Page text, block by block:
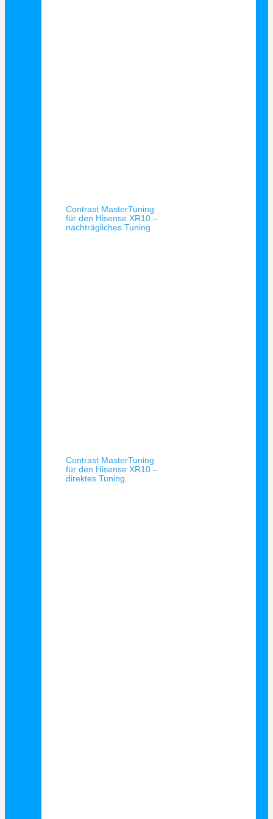
Contrast MasterTuning
für den Hisense XR10 –
nachträgliches Tuning
Contrast MasterTuning
für den Hisense XR10 –
direktes Tuning